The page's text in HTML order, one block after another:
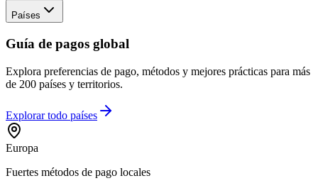
Países
Guía de pagos global
Explora preferencias de pago, métodos y mejores prácticas para más
de 200 países y territorios.
Explorar todo países
Europa
Fuertes métodos de pago locales